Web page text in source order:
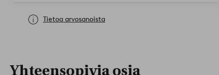
Tietoa arvosanoista
Yhteensopivia osia